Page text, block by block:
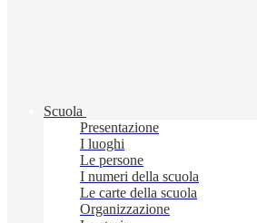
Scuola
Presentazione
I luoghi
Le persone
I numeri della scuola
Le carte della scuola
Organizzazione